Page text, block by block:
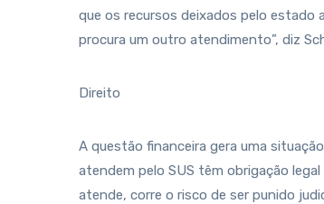
que os recursos deixados pelo estado
procura um outro atendimento”, diz
Direito
A questão financeira gera uma
atendem pelo SUS têm obrigação
atende, corre o risco de ser punido